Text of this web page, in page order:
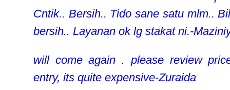
Cntik.. Bersih.. Tido sane satu mlm..
bersih.. Layanan ok lg stakat ni.-
will come again . please review
entry, its quite expensive-Zuraida